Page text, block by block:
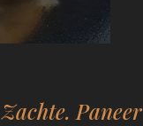
Zachte. Paneer